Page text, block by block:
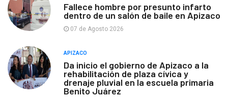
Fallece hombre por presunto infarto
dentro de un salón de baile en Apizaco
07 de Agosto 2026
APIZACO
Da inicio el gobierno de Apizaco a la
rehabilitación de plaza cívica y
drenaje pluvial en la escuela primaria
Benito Juárez